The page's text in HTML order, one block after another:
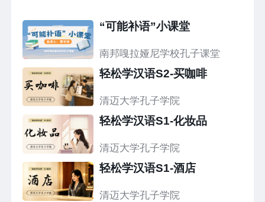
容词表“特殊的”，搭配更灵活，可接“地”修饰动
词、接“的”修饰名词，语体更口语化，书面与日常
表达中均常用。课程中搭配生活化典型实例与场
景化句式练习，层层解析二者的用法边界与使用
禁忌，帮助学习者快速区分、精准运用，切实提
升汉语表达的准确性与规范性。
“可能补语”小课堂
南邦嘎拉娅尼学校孔子课堂
轻松学汉语S2-买咖啡
清迈大学孔子学院
轻松学汉语S1-化妆品
清迈大学孔子学院
轻松学汉语S1-酒店
清迈大学孔子学院